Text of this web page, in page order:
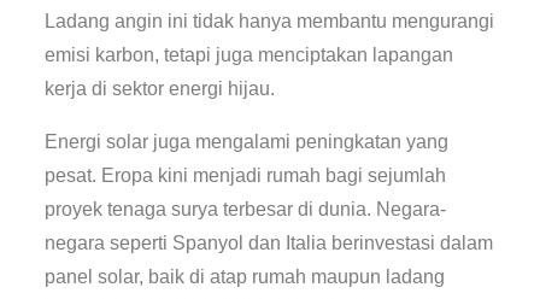
Ladang angin ini tidak hanya membantu mengurangi
emisi karbon, tetapi juga menciptakan lapangan
kerja di sektor energi hijau.
Energi solar juga mengalami peningkatan yang
pesat. Eropa kini menjadi rumah bagi sejumlah
proyek tenaga surya terbesar di dunia. Negara-
negara seperti Spanyol dan Italia berinvestasi dalam
panel solar, baik di atap rumah maupun ladang